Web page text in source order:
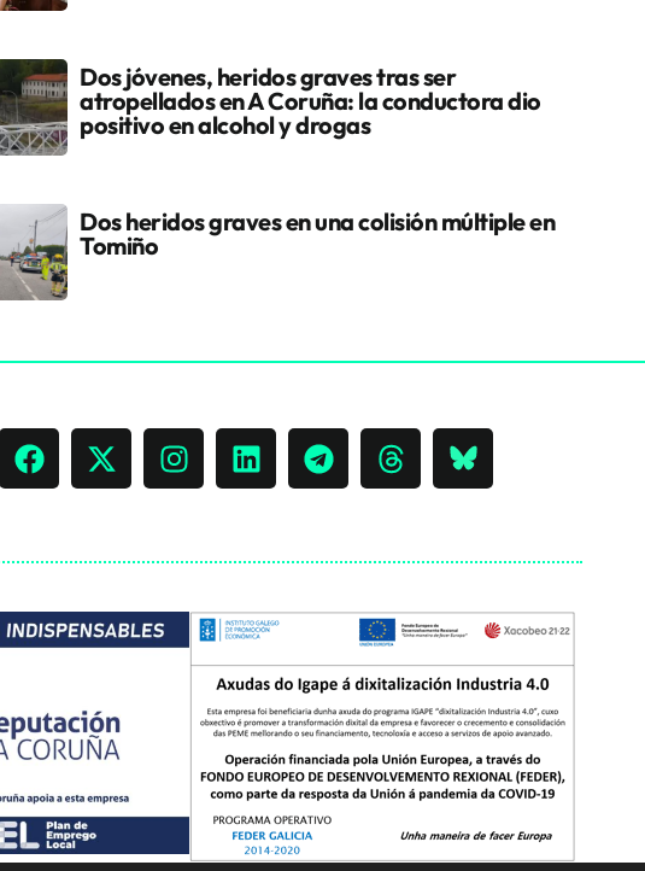
Dos jóvenes, heridos graves tras ser
atropellados en A Coruña: la conductora dio
positivo en alcohol y drogas
Dos heridos graves en una colisión múltiple en
Tomiño